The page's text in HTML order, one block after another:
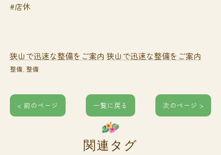
#店休
狭山で迅速な整備をご案内 狭山で迅速な整備をご案内
整備 整備
< 前のページ 一覧に戻る 次のページ >
関連タグ